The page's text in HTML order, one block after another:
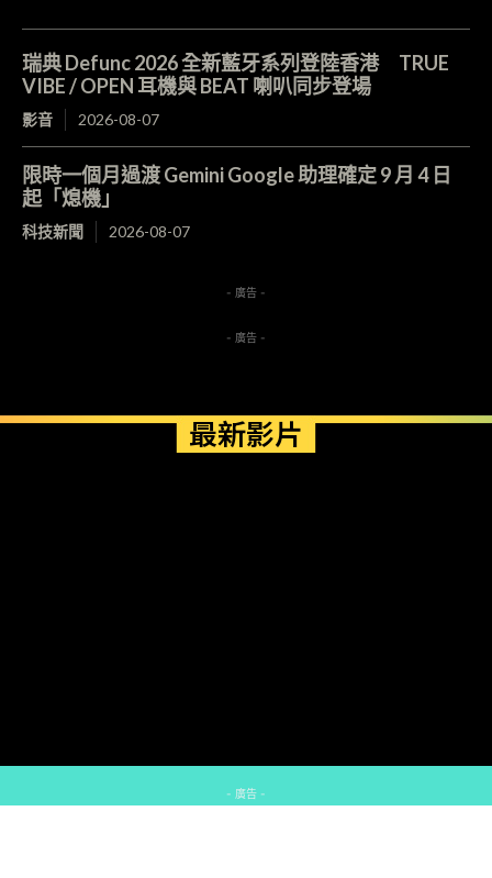
瑞典 Defunc 2026 全新藍牙系列登陸香港 TRUE
VIBE / OPEN 耳機與 BEAT 喇叭同步登場
影音 2026-08-07
限時一個月過渡 Gemini Google 助理確定 9 月 4 日
起「熄機」
科技新聞 2026-08-07
- 廣告 -
- 廣告 -
最新影片
- 廣告 -